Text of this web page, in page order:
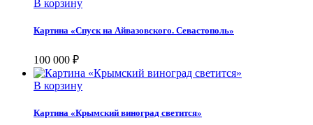
В корзину
Картина «Спуск на Айвазовского. Севастополь»
100 000 ₽
В корзину
Картина «Крымский виноград светится»